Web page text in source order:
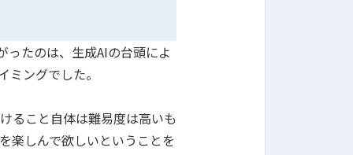
たのは、生成AIの台頭によ
ングでした。
ること自体は難易度は高いも
楽しんで欲しいということを